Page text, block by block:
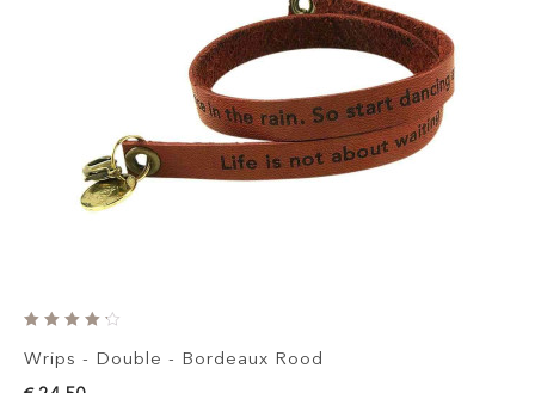
Wrips - Double - Bordeaux Rood